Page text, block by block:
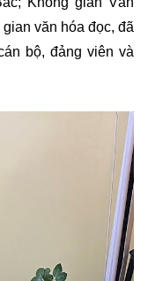
văn hóa đọc, đã
bộ, đảng viên và